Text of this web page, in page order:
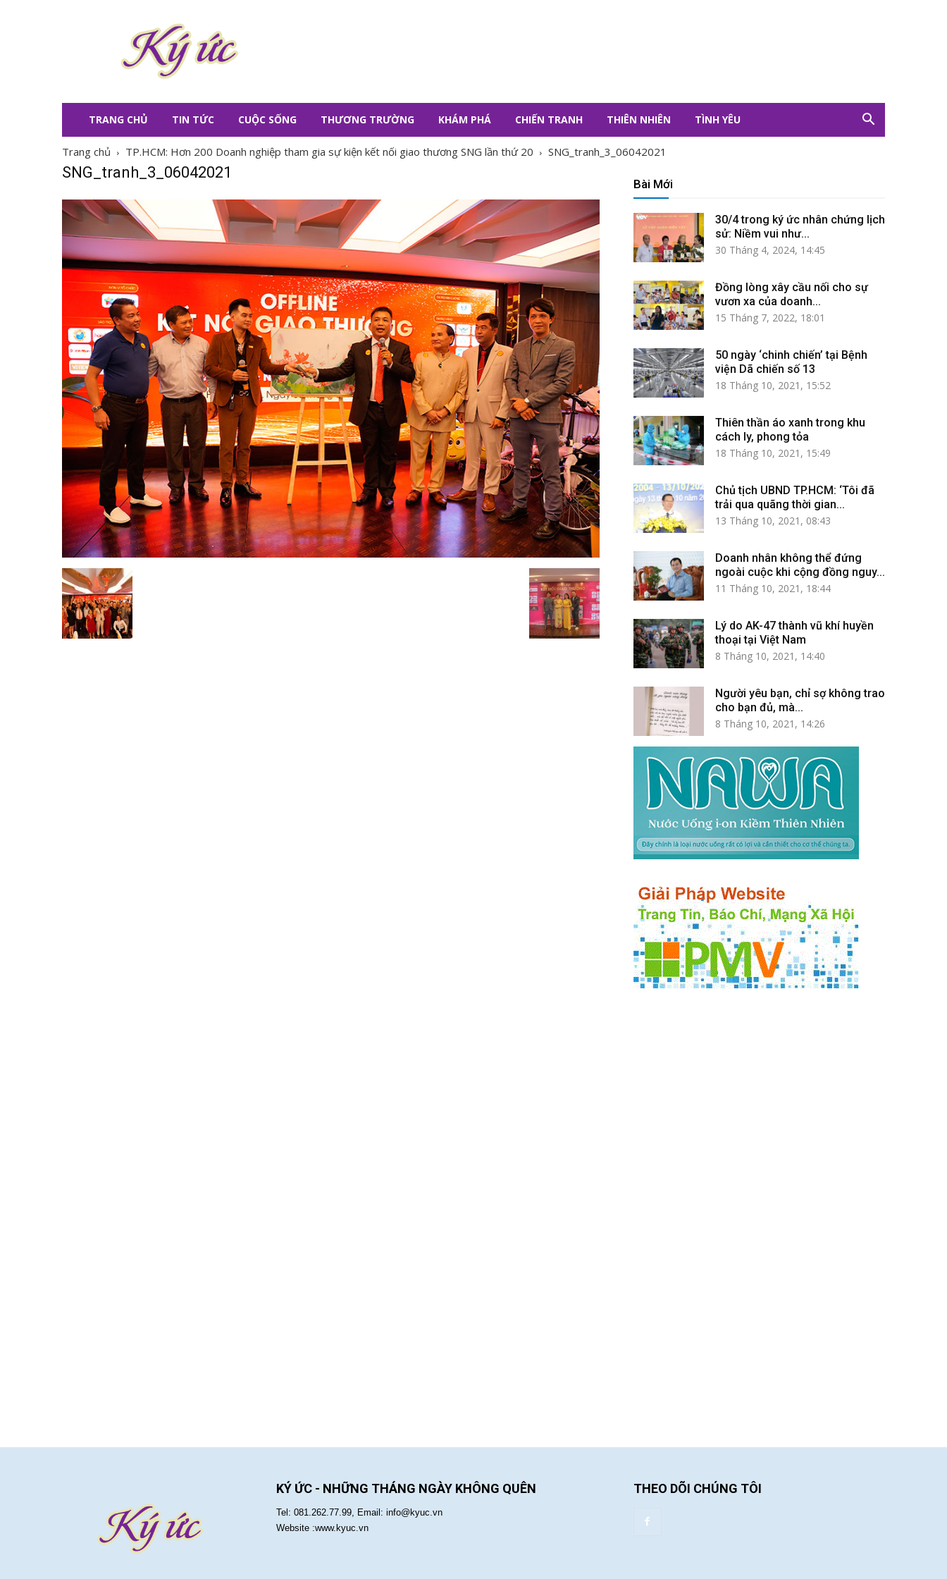
TRANG CHỦ TIN TỨC CUỘC SỐNG THƯƠNG TRƯỜNG KHÁM PHÁ CHIẾN TRANH THIÊN NHIÊN TÌNH YÊU
Trang chủ TP.HCM: Hơn 200 Doanh nghiệp tham gia sự kiện kết nối giao thương SNG lần thứ 20 SNG_tranh_3_06042021
SNG_tranh_3_06042021
Bài Mới
30/4 trong ký ức nhân chứng lịch
sử: Niềm vui như...
30 Tháng 4, 2024, 14:45
Đồng lòng xây cầu nối cho sự
vươn xa của doanh...
15 Tháng 7, 2022, 18:01
50 ngày ‘chinh chiến’ tại Bệnh
viện Dã chiến số 13
18 Tháng 10, 2021, 15:52
Thiên thần áo xanh trong khu
cách ly, phong tỏa
18 Tháng 10, 2021, 15:49
Chủ tịch UBND TP.HCM: ‘Tôi đã
trải qua quãng thời gian...
13 Tháng 10, 2021, 08:43
Doanh nhân không thể đứng
ngoài cuộc khi cộng đồng nguy...
11 Tháng 10, 2021, 18:44
Lý do AK-47 thành vũ khí huyền
thoại tại Việt Nam
8 Tháng 10, 2021, 14:40
Người yêu bạn, chỉ sợ không trao
cho bạn đủ, mà...
8 Tháng 10, 2021, 14:26
KÝ ỨC - NHỮNG THÁNG NGÀY KHÔNG QUÊN
Tel: 081.262.77.99, Email: info@kyuc.vn
Website :www.kyuc.vn
THEO DÕI CHÚNG TÔI